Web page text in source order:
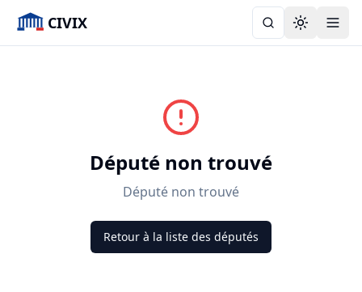
CIVIX Toggle
Député non trouvé
Député non trouvé
Retour à la liste des députés